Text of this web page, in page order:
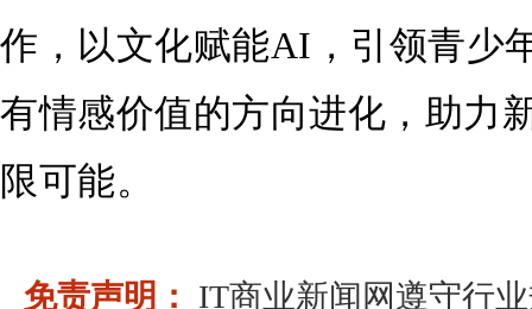
作，以文化赋能AI，引领青少
有情感价值的方向进化，助力
限可能。
免责声明：
IT商业新闻网遵守行